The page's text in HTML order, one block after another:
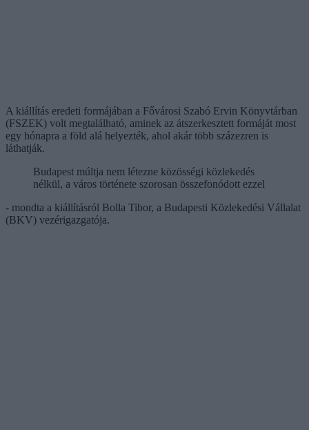
A kiállítás eredeti formájában a Fővárosi Szabó Ervin Könyvtárban
(FSZEK) volt megtalálható, aminek az átszerkesztett formáját most
egy hónapra a föld alá helyezték, ahol akár több százezren is
láthatják.
Budapest múltja nem létezne közösségi közlekedés
nélkül, a város története szorosan összefonódott ezzel
- mondta a kiállításról Bolla Tibor, a Budapesti Közlekedési Vállalat
(BKV) vezérigazgatója.